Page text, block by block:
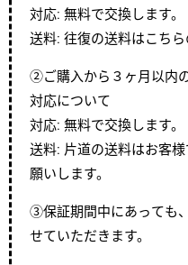
対応: 無料で交換します。
送料: 往復の送料はこちら
②ご購入から３ヶ月以内
対応について
対応: 無料で交換します。
送料: 片道の送料はお客
願いします。
③保証期間中にあっても
せていただきます。